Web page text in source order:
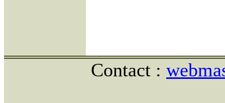
Contact :